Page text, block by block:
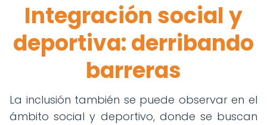
Integración social y
deportiva: derribando
barreras
La inclusión también se puede observar en el
ámbito social y deportivo, donde se buscan